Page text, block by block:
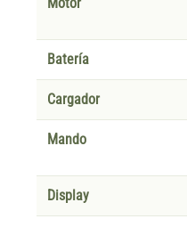
Motor
Batería
Cargador
Mando
Display